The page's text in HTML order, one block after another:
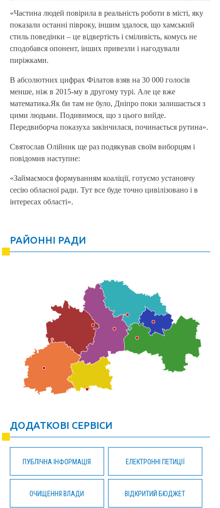
«Частина людей повірила в реальність роботи в місті, яку
показали останні півроку, іншим здалося, що хамський
стиль поведінки – це відвертість і сміливість, комусь не
сподобався опонент, інших привезли і нагодували
пиріжками.
В абсолютних цифрах Філатов взяв на 30 000 голосів
менше, ніж в 2015-му в другому турі. Але це вже
математика.Як би там не було, Дніпро поки залишається з
цими людьми. Подивимося, що з цього вийде.
Передвиборча показуха закінчилася, починається рутина».
Святослав Олійник ще раз подякував своїм виборцям і
повідомив наступне:
«Займаємося формуванням коаліції, готуємо установчу
сесію обласної ради. Тут все буде точно цивілізовано і в
інтересах області».
РАЙОННІ РАДИ
ДОДАТКОВІ СЕРВІСИ
ПУБЛІЧНА ІНФОРМАЦІЯ ЕЛЕКТРОННІ ПЕТИЦІЇ
ОЧИЩЕННЯ ВЛАДИ ВІДКРИТИЙ БЮДЖЕТ